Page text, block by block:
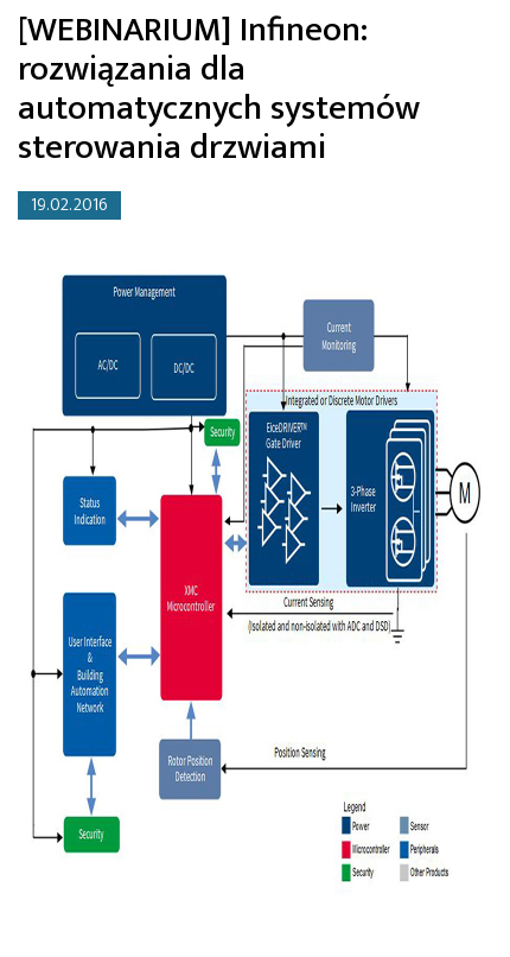
[WEBINARIUM] Infineon:
rozwiązania dla
automatycznych systemów
sterowania drzwiami
19.02.2016